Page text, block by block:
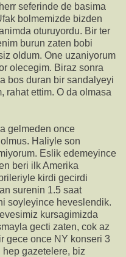
seferinde de basima
bolmemizde bizden
oturuyordu. Bir ter
burun zaten bobi
oldum. One uzaniyorum
olecegim. Biraz sonra
bos duran bir sandalyeyi
rahat ettim. O da olmasa
gelmeden once
Haliyle son
Eslik edemeyince
beri ilk Amerika
kirdi gecirdi
surenin 1.5 saat
soyleyince heveslendik.
kursagimizda
gecti zaten, cok az
gece once NY konseri 3
gazetelere, biz